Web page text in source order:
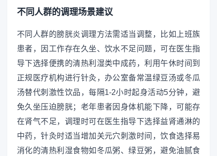
不同人群的调理场景建议
不同人群的膀胱炎调理方法需适当调整，比如上班族
患者，因工作存在久坐、饮水不足问题，可在医生指
导下选择便携的清热利湿类中成药，利用午休时间到
正规医疗机构进行针灸，办公室备常温绿豆汤或冬瓜
汤替代刺激性饮品，每隔1-2小时起身活动5分钟，避
免久坐压迫膀胱；老年患者因身体机能下降，可能存
在肾气不足，调理时可在医生指导下选择益肾通淋的
中药，针灸时适当增加关元穴刺激时间，饮食选择易
消化的清热利湿食物如冬瓜粥、绿豆粥，避免油腻食